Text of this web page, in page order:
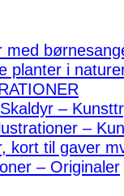
med
planter i
–
–
kort til gaver
– Originaler